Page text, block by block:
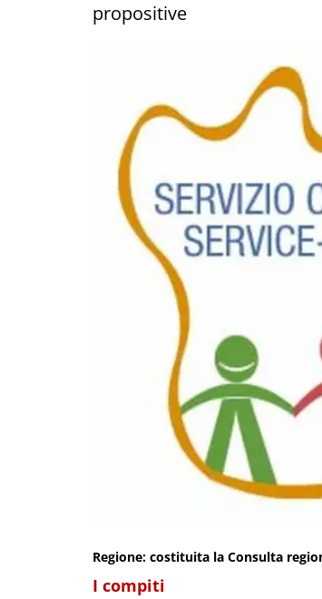
propositive
Regione: costituita la Consulta
I compiti